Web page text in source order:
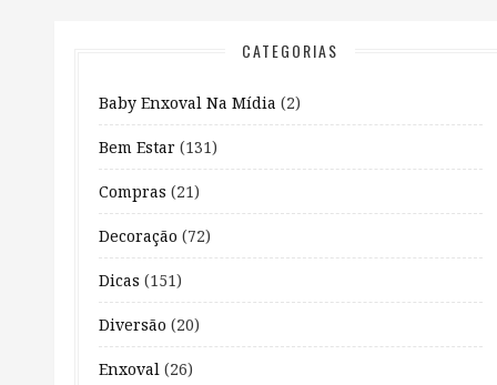
CATEGORIAS
Baby Enxoval Na Mídia (2)
Bem Estar (131)
Compras (21)
Decoração (72)
Dicas (151)
Diversão (20)
Enxoval (26)